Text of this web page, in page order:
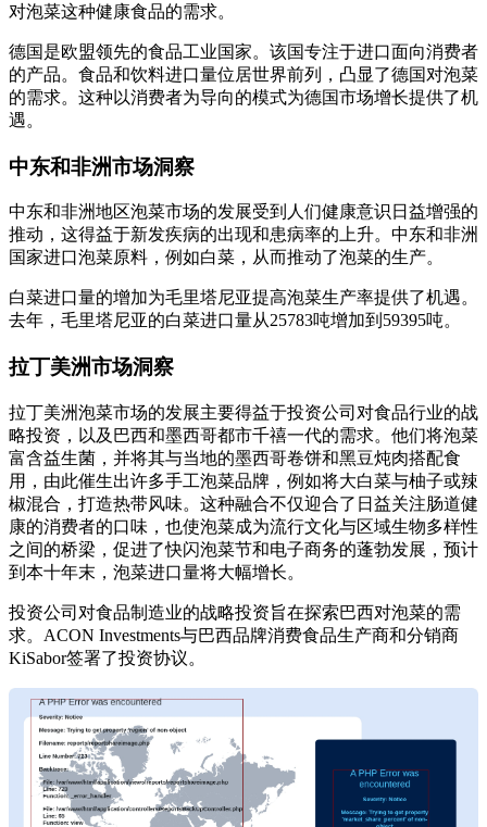
对泡菜这种健康食品的需求。
德国是欧盟领先的食品工业国家。该国专注于进口面向消费者
的产品。食品和饮料进口量位居世界前列，凸显了德国对泡菜
的需求。这种以消费者为导向的模式为德国市场增长提供了机
遇。
中东和非洲市场洞察
中东和非洲地区泡菜市场的发展受到人们健康意识日益增强的
推动，这得益于新发疾病的出现和患病率的上升。中东和非洲
国家进口泡菜原料，例如白菜，从而推动了泡菜的生产。
白菜进口量的增加为毛里塔尼亚提高泡菜生产率提供了机遇。
去年，毛里塔尼亚的白菜进口量从25783吨增加到59395吨。
拉丁美洲市场洞察
拉丁美洲泡菜市场的发展主要得益于投资公司对食品行业的战
略投资，以及巴西和墨西哥都市千禧一代的需求。他们将泡菜
富含益生菌，并将其与当地的墨西哥卷饼和黑豆炖肉搭配食
用，由此催生出许多手工泡菜品牌，例如将大白菜与柚子或辣
椒混合，打造热带风味。这种融合不仅迎合了日益关注肠道健
康的消费者的口味，也使泡菜成为流行文化与区域生物多样性
之间的桥梁，促进了快闪泡菜节和电子商务的蓬勃发展，预计
到本十年末，泡菜进口量将大幅增长。
投资公司对食品制造业的战略投资旨在探索巴西对泡菜的需
求。ACON Investments与巴西品牌消费食品生产商和分销商
KiSabor签署了投资协议。